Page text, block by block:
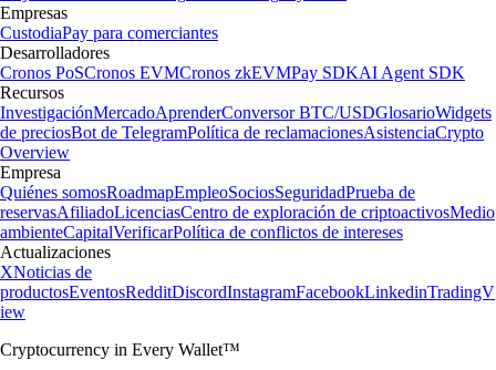
Empresas
CustodiaPay para comerciantes
Desarrolladores
Cronos PoSCronos EVMCronos zkEVMPay SDKAI Agent SDK
Recursos
InvestigaciónMercadoAprenderConversor BTC/USDGlosarioWidgets
de preciosBot de TelegramPolítica de reclamacionesAsistenciaCrypto
Overview
Empresa
Quiénes somosRoadmapEmpleoSociosSeguridadPrueba de
reservasAfiliadoLicenciasCentro de exploración de criptoactivosMedio
ambienteCapitalVerificarPolítica de conflictos de intereses
Actualizaciones
XNoticias de
productosEventosRedditDiscordInstagramFacebookLinkedinTradingV
iew
Cryptocurrency in Every Wallet™